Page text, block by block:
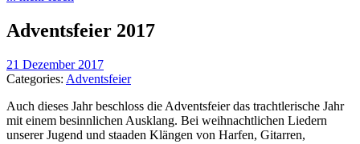
Adventsfeier 2017
21 Dezember 2017
Categories: Adventsfeier
Auch dieses Jahr beschloss die Adventsfeier das trachtlerische Jahr
mit einem besinnlichen Ausklang. Bei weihnachtlichen Liedern
unserer Jugend und staaden Klängen von Harfen, Gitarren,